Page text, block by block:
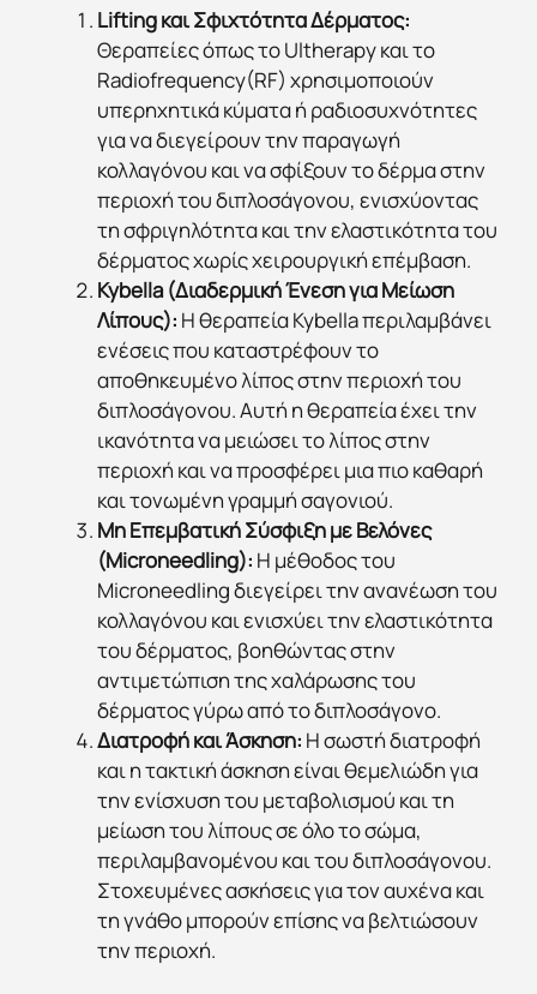
Lifting και Σφιχτότητα Δέρματος:
Θεραπείες όπως το Ultherapy και το
Radiofrequency(RF) χρησιμοποιούν
υπερηχητικά κύματα ή ραδιοσυχνότητες
για να διεγείρουν την παραγωγή
κολλαγόνου και να σφίξουν το δέρμα στην
περιοχή του διπλοσάγονου, ενισχύοντας
τη σφριγηλότητα και την ελαστικότητα του
δέρματος χωρίς χειρουργική επέμβαση.
Kybella (Διαδερμική Ένεση για Μείωση
Λίπους): Η θεραπεία Kybella περιλαμβάνει
ενέσεις που καταστρέφουν το
αποθηκευμένο λίπος στην περιοχή του
διπλοσάγονου. Αυτή η θεραπεία έχει την
ικανότητα να μειώσει το λίπος στην
περιοχή και να προσφέρει μια πιο καθαρή
και τονωμένη γραμμή σαγονιού.
Μη Επεμβατική Σύσφιξη με Βελόνες
(Microneedling): Η μέθοδος του
Microneedling διεγείρει την ανανέωση του
κολλαγόνου και ενισχύει την ελαστικότητα
του δέρματος, βοηθώντας στην
αντιμετώπιση της χαλάρωσης του
δέρματος γύρω από το διπλοσάγονο.
Διατροφή και Άσκηση: Η σωστή διατροφή
και η τακτική άσκηση είναι θεμελιώδη για
την ενίσχυση του μεταβολισμού και τη
μείωση του λίπους σε όλο το σώμα,
περιλαμβανομένου και του διπλοσάγονου.
Στοχευμένες ασκήσεις για τον αυχένα και
τη γνάθο μπορούν επίσης να βελτιώσουν
την περιοχή.